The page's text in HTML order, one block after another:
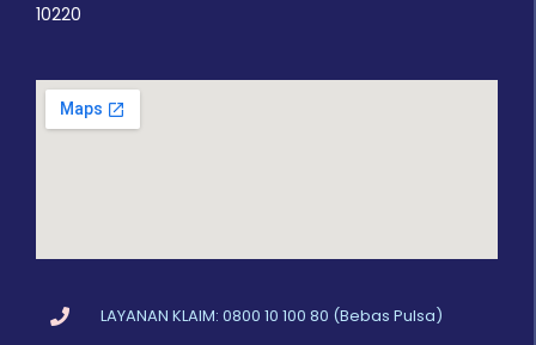
10220
LAYANAN KLAIM: 0800 10 100 80 (Bebas Pulsa)